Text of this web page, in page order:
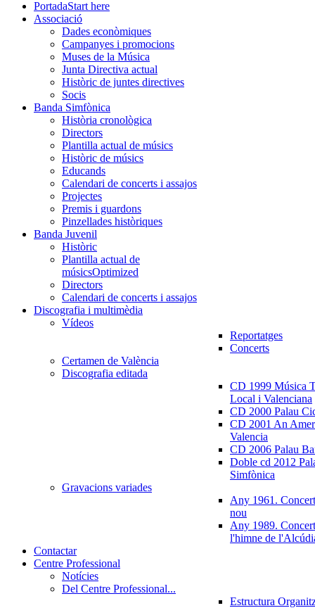
PortadaStart here
Associació
Dades econòmiques
Campanyes i promocions
Muses de la Música
Junta Directiva actual
Històric de juntes directives
Socis
Banda Simfònica
Història cronològica
Directors
Plantilla actual de músics
Històric de músics
Educands
Calendari de concerts i assajos
Projectes
Premis i guardons
Pinzellades històriques
Banda Juvenil
Històric
Plantilla actual de
músicsOptimized
Directors
Calendari de concerts i assajos
Discografia i multimèdia
Vídeos
Reportatges
Concerts
Certamen de València
Discografia editada
CD 1999 Música
Local i Valenciana
CD 2000 Palau
CD 2001 An
Valencia
CD 2006 Palau
Doble cd 2012
Simfònica
Gravacions variades
Any 1961.
nou
Any 1989.
l'himne de
Contactar
Centre Professional
Notícies
Del Centre Professional...
Estructura